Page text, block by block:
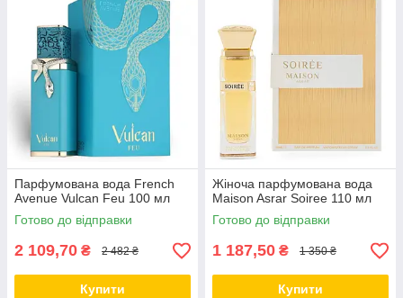
Парфумована вода French
Avenue Vulcan Feu 100 мл
Готово до відправки
2 109,70 ₴ 2 482 ₴
Купити
Жіноча парфумована вода
Maison Asrar Soiree 110 мл
Готово до відправки
1 187,50 ₴ 1 350 ₴
Купити